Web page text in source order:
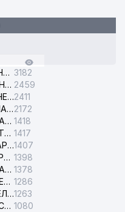
ЯШНАБАДСКАЯ АВАРИЙНАЯ СЛУЖБА ЭЛЕКТРОСЕТИ 3182
ЧИЛАНЗАРСКАЯ АВАРИЙНАЯ СЛУЖБА ЭЛЕКТРОСЕТИ 2459
ТЕЛЕФОНЫ ДОВЕРИЯ ГЕНЕРАЛЬНОЙ ПРОКУРАТУРЫ РЕСПУБЛИКИ УЗБЕКИСТАН2411
АЛМАЗАРСКАЯ АВАРИЙНАЯ СЛУЖБА ЭЛЕКТРОСЕТИ2172
УЧТЕПИНСКАЯ АВАРИЙНАЯ СЛУЖБА ЭЛЕКТРОСЕТИ 1418
TOSHKENT SHAHAR ELEKTR TARMOQLARI KORXONASI АО 1417
ШАЙХАНТАХУРСКАЯ АВАРИЙНАЯ СЛУЖБА ЭЛЕКТРОСЕТИ1407
САМАРКАНД ЭЛЕКТР ТАРМОКЛАРИ АО 1398
SURHONDARYO ELEKTR TARMOKLARI АО 1378
АВАРИЙНАЯ СЛУЖБА ЭЛЕКТРОСЕТИ ТАШКЕНТСКОГО РАЙОНА 1286
СПРАВОЧНОЕ БЮРО О ТЕЛЕФОНАХ ОРГАНИЗАЦИЙ г. ТАШКЕНТА1263
ТЕЛЕФОНЫ ДОВЕРИЯ ГОСУДАРСТВЕННОГО ЦЕНТРА ТЕСТИРОВАНИЯ 1080